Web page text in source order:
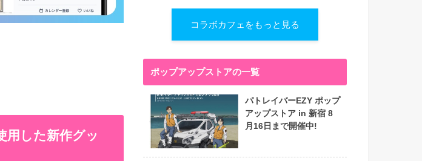
用した新作グッ
コラボカフェをもっと見る
ポップアップストアの一覧
パトレイバーEZY ポップ
アップストア in 新宿 8
月16日まで開催中!